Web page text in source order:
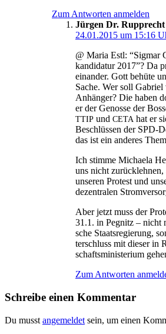
Zum Antworten anmelden
Jürgen Dr. Rupprecht
24.01.2015 um 15:16
@ Maria Estl: “Sig­mar
kan­di­da­tur 2017”? Da
ein­an­der. Gott behü­te
Sache. Wer soll
Anhän­ger? Die haben
er der Genos­se der
TTIP und CETA hat er
Beschlüs­sen der SPD-
das ist ein ande­res
Ich stim­me Michae­la
uns nicht
unse­ren Pro­test und
dezen­tra­len
Aber jetzt muss der
31.1. in Peg­nitz –
sche Staats­re­gie­rung,
ter­schluss mit die­ser in
schafts­mi­nis­te­ri­um
Zum Antworten
Schreibe einen Kommentar
Du musst angemeldet sein, um einen